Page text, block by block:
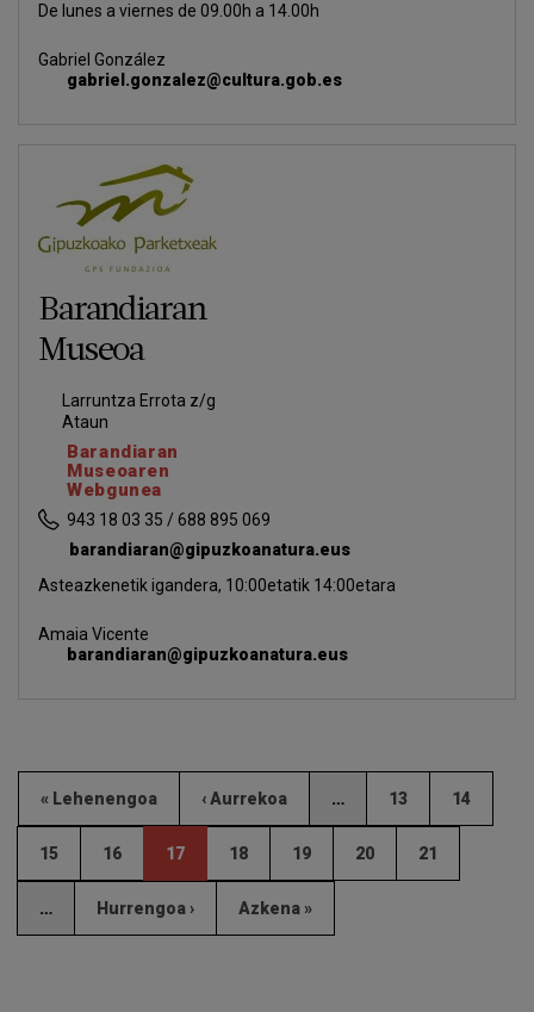
De lunes a viernes de 09.00h a 14.00h
Gabriel González
gabriel.gonzalez@cultura.gob.es
Barandiaran
Museoa
Larruntza Errota z/g
Ataun
Barandiaran
Museoaren
Webgunea
943 18 03 35 / 688 895 069
barandiaran@gipuzkoanatura.eus
Asteazkenetik igandera, 10:00etatik 14:00etara
Amaia Vicente
barandiaran@gipuzkoanatura.eus
« Lehenengoa ‹ Aurrekoa … 13 14
15 16 17 18 19 20 21
… Hurrengoa › Azkena »